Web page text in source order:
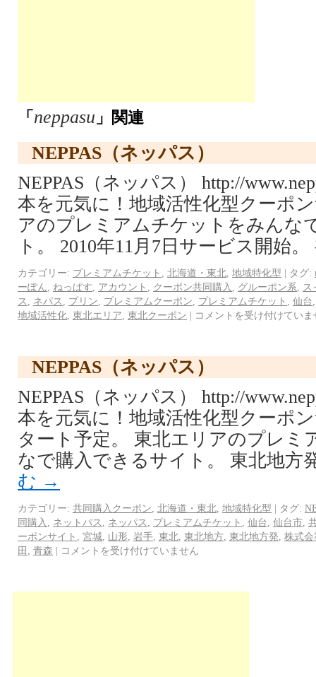
「 neppasu 」関連
NEPPAS（ネッパス）
NEPPAS（ネッパス） http://
本を元気に！地域活性化型クーポ
アのプレミアムチケットをみんな
ト。 2010年11月7日サービス開始
カテゴリー: プレミアムチケット 北海道・東北 地域特化型 | タグ:
ーぽん
ねっぱす アカウント クーポン共同購入 グルーポン系
ス
ス
ネパス プリン プレミアムクーポン プレミアムチケット 仙台
地域活性化 東北エリア 東北クーポン | コメントを受け付けていま
NEPPAS（ネッパス）
NEPPAS（ネッパス） http://
本を元気に！地域活性化型クーポ
タート予定。 東北エリアのプレミ
なで購入できるサイト。 東北地
む →
カテゴリー: 共同購入クーポン 北海道・東北 地域特化型 | タグ:
同購入
ネットパス ネッパス プレミアムチケット 仙台 仙台市
ーポンサイト
宮城 山形 岩手 東北 東北地方 東北地方発 株式
田
青森 | コメントを受け付けていません